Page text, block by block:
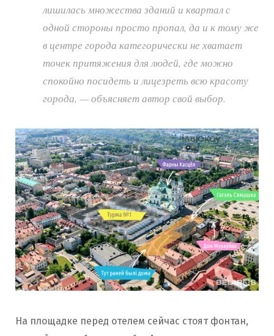
лишилась множества зданий и квартал с
одной стороны просто пропал, да и к тому же
в центре города категорически не хватает
точек притяжения для людей, где можно
спокойно посидеть и лицезреть всю красоту
города, — объясняет автор свой выбор.
На площадке перед отелем сейчас стоят фонтан,